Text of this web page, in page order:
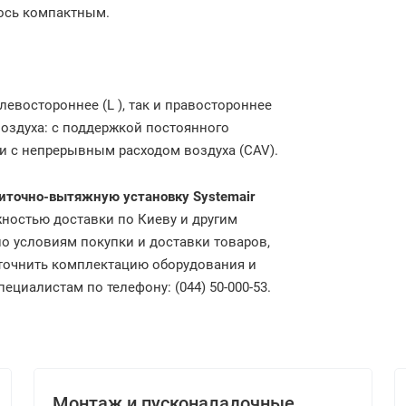
компактным.
(L ), так и правостороннее
с поддержкой постоянного
c непрерывным расходом воздуха (CAV).
вытяжную установку Systemair
доставки по Киеву и другим
условиям покупки и доставки товаров,
комплектацию оборудования и
по телефону: (044) 50-000-53.